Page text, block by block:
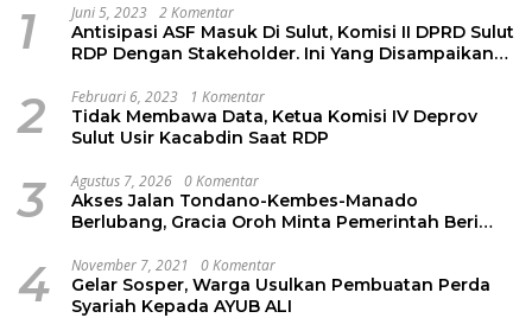
1 Juni 5, 2023 2 Komentar
Antisipasi ASF Masuk Di Sulut, Komisi II DPRD Sulut
RDP Dengan Stakeholder. Ini Yang Disampaikan
2 Februari 6, 2023 1 Komentar
Tidak Membawa Data, Ketua Komisi IV Deprov
Sulut Usir Kacabdin Saat RDP
3 Agustus 7, 2026 0 Komentar
Akses Jalan Tondano-Kembes-Manado
Berlubang, Gracia Oroh Minta Pemerintah Beri
4 November 7, 2021 0 Komentar
Gelar Sosper, Warga Usulkan Pembuatan Perda
Syariah Kepada AYUB ALI